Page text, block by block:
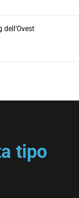
dell’Ovest
tipo